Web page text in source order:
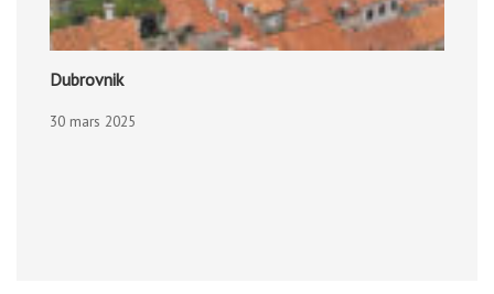
Dubrovnik
30 mars 2025